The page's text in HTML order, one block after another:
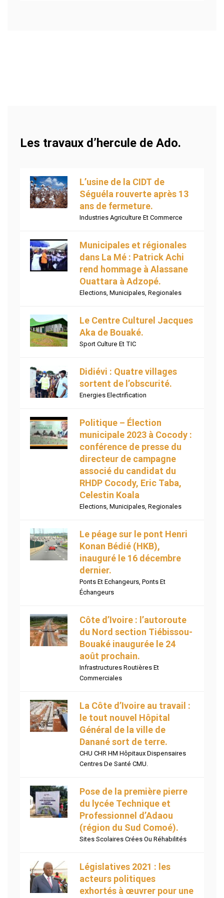
Les travaux d’hercule de Ado.
L’usine de la CIDT de
Séguéla rouverte après 13
ans de fermeture.
Industries Agriculture Et Commerce
Municipales et régionales
dans La Mé : Patrick Achi
rend hommage à Alassane
Ouattara à Adzopé.
Elections Municipales Regionales
Le Centre Culturel Jacques
Aka de Bouaké.
Sport Culture Et TIC
Didiévi : Quatre villages
sortent de l’obscurité.
Energies Electrification
Politique – Élection
municipale 2023 à Cocody :
conférence de presse du
directeur de campagne
associé du candidat du
RHDP Cocody, Eric Taba,
Celestin Koala
Elections Municipales Regionales
Le péage sur le pont Henri
Konan Bédié (HKB),
inauguré le 16 décembre
dernier.
Ponts Et Echangeurs Ponts Et
Échangeurs
Côte d’Ivoire : l’autoroute
du Nord section Tiébissou-
Bouaké inaugurée le 24
août prochain.
Infrastructures Routières Et
Commerciales
La Côte d’Ivoire au travail :
le tout nouvel Hôpital
Général de la ville de
Danané sort de terre.
CHU CHR HM Hôpitaux Dispensaires
Centres De Santé CMU.
Pose de la première pierre
du lycée Technique et
Professionnel d’Adaou
(région du Sud Comoé).
Sites Scolaires Crées Ou Réhabilités
Législatives 2021 : les
acteurs politiques
exhortés à œuvrer pour une